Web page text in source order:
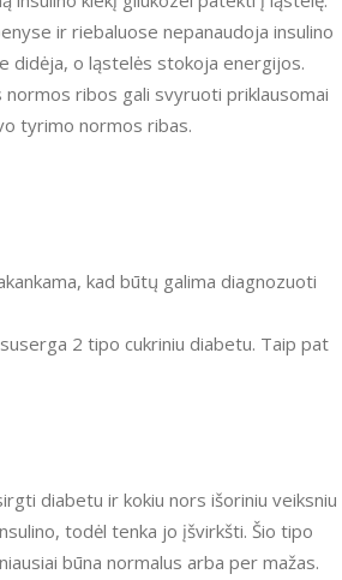
ir riebaluose nepanaudoja insulino
didėja, o ląstelės stokoja energijos.
ribos gali svyruoti priklausomai
tyrimo normos ribas.
kad būtų galima diagnozuoti
2 tipo cukriniu diabetu. Taip pat
diabetu ir kokiu nors išoriniu veiksniu
todėl tenka jo įšvirkšti. Šio tipo
būna normalus arba per mažas.